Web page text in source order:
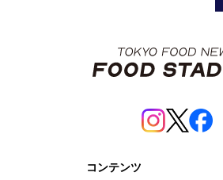
コンテンツ